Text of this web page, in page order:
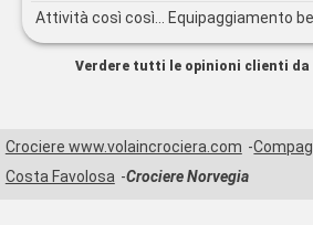
Attività così così... Equipaggiamento
Verdere tutti le opinioni clienti da
Crociere www.volaincrociera.com
Costa Favolosa
Crociere Norvegia